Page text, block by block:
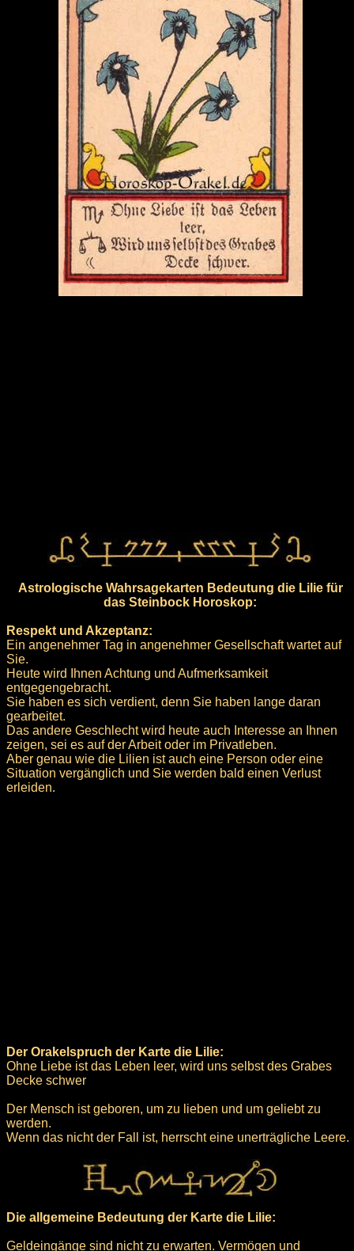
Astrologische Wahrsagekarten Bedeutung die Lilie für
das Steinbock Horoskop:
Respekt und Akzeptanz:
Ein angenehmer Tag in angenehmer Gesellschaft wartet auf
Sie.
Heute wird Ihnen Achtung und Aufmerksamkeit
entgegengebracht.
Sie haben es sich verdient, denn Sie haben lange daran
gearbeitet.
Das andere Geschlecht wird heute auch Interesse an Ihnen
zeigen, sei es auf der Arbeit oder im Privatleben.
Aber genau wie die Lilien ist auch eine Person oder eine
Situation vergänglich und Sie werden bald einen Verlust
erleiden.
Der Orakelspruch der Karte die Lilie:
Ohne Liebe ist das Leben leer, wird uns selbst des Grabes
Decke schwer
Der Mensch ist geboren, um zu lieben und um geliebt zu
werden.
Wenn das nicht der Fall ist, herrscht eine unerträgliche Leere.
Die allgemeine Bedeutung der Karte die Lilie:
Geldeingänge sind nicht zu erwarten. Vermögen und